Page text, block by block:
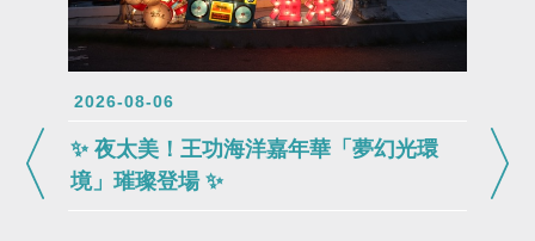
2026-08-06
✨ 夜太美！王功海洋嘉年華「夢幻光環
境」璀璨登場 ✨